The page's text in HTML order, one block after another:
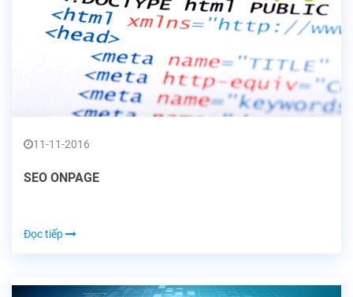
11-11-2016
SEO ONPAGE
Đọc tiếp